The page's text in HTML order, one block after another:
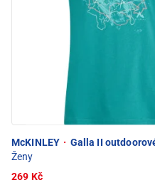
McKINLEY · Galla II
Ženy
269 Kč